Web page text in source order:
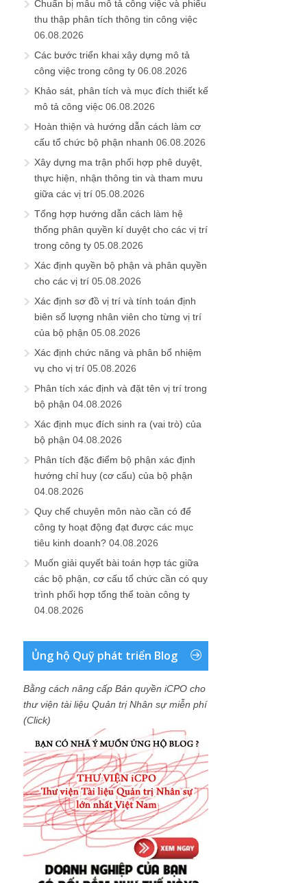
Chuẩn bị mẫu mô tả công việc và phiếu
thu thập phân tích thông tin công việc
06.08.2026
Các bước triển khai xây dựng mô tả
công việc trong công ty 06.08.2026
Khảo sát, phân tích và mục đích thiết kế
mô tả công việc 06.08.2026
Hoàn thiện và hướng dẫn cách làm cơ
cấu tổ chức bộ phận nhanh 06.08.2026
Xây dựng ma trận phối hợp phê duyệt,
thực hiện, nhận thông tin và tham mưu
giữa các vị trí 05.08.2026
Tổng hợp hướng dẫn cách làm hệ
thống phân quyền kí duyệt cho các vị trí
trong công ty 05.08.2026
Xác định quyền bộ phận và phân quyền
cho các vị trí 05.08.2026
Xác định sơ đồ vị trí và tính toán định
biên số lượng nhân viên cho từng vị trí
của bộ phận 05.08.2026
Xác định chức năng và phân bổ nhiệm
vụ cho vị trí 05.08.2026
Phân tích xác định và đặt tên vị trí trong
bộ phận 04.08.2026
Xác định mục đích sinh ra (vai trò) của
bộ phận 04.08.2026
Phân tích đặc điểm bộ phận xác định
hướng chỉ huy (cơ cấu) của bộ phận
04.08.2026
Quy chế chuyên môn nào cần có để
công ty hoạt động đạt được các mục
tiêu kinh doanh? 04.08.2026
Muốn giải quyết bài toán hợp tác giữa
các bộ phận, cơ cấu tổ chức cần có quy
trình phối hợp tổng thể toàn công ty
04.08.2026
Ủng hộ Quỹ phát triển Blog
Bằng cách nâng cấp Bản quyền iCPO cho
thư viện tài liệu Quản trị Nhân sự miễn phí
(Click)